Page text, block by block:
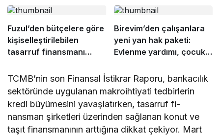
Fuzul’den bütçelere göre
kişiselleştirilebilen
tasarruf finansmanı
Birevim’den çalışanlara
yeni yan hak paketi:
Evlenme yardımı, çocuk
uygulaması başladı
TCM­B’nin son Finansal İstikrar Raporu, bankacılık
sektöründe uygulanan makroihtiyati tedbirle­rin
kredi büyümesini yavaşlatırken, tasarruf fi­
nansman şirketleri üzerinden sağlanan konut ve
taşıt finansmanının arttığına dikkat çekiyor. Mart